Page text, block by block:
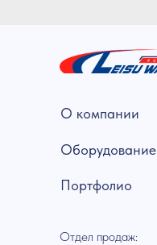
Отдел продаж:
Портфолио
Оборудование
О компании